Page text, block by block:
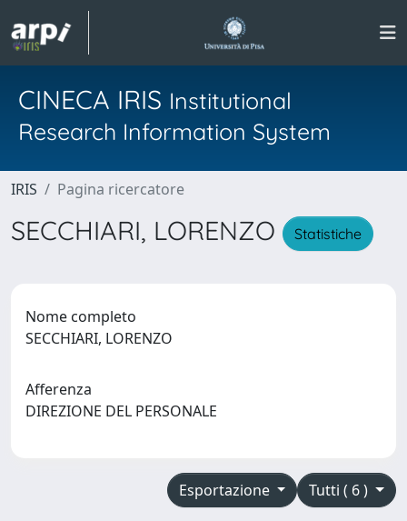
CINECA IRIS Institutional
Research Information System
IRIS Pagina ricercatore
SECCHIARI, LORENZO Statistiche
Nome completo
SECCHIARI, LORENZO
Afferenza
DIREZIONE DEL PERSONALE
Tutti ( 6 )
Esportazione